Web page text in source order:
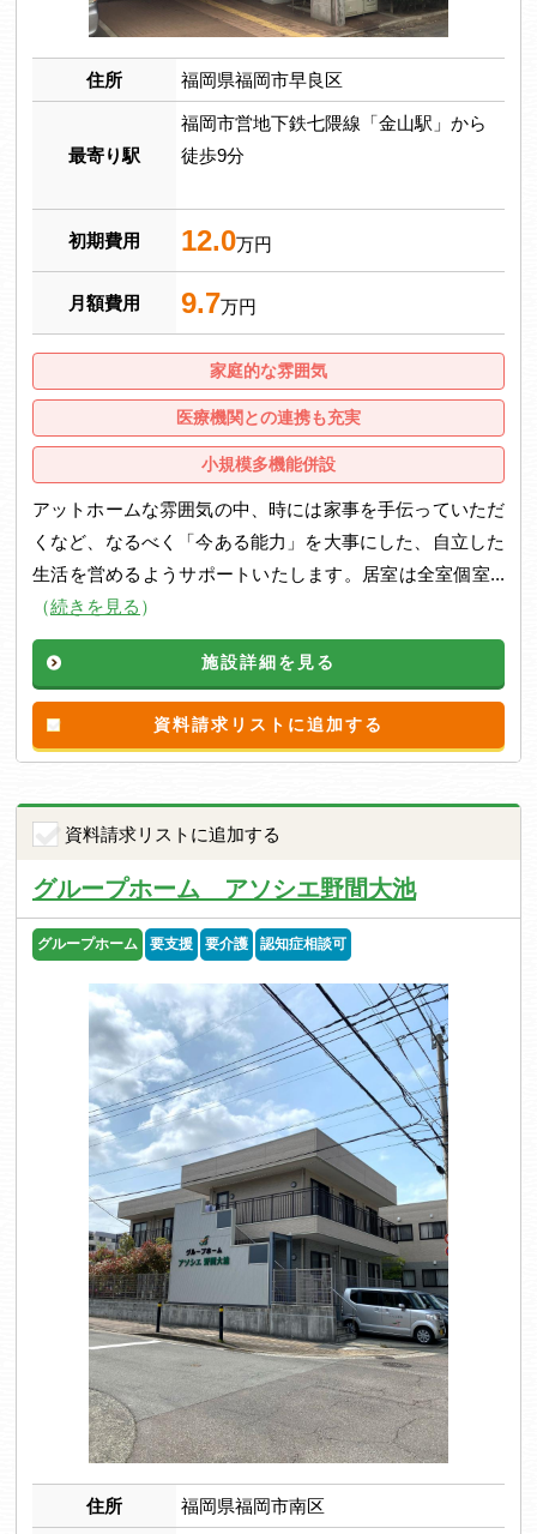
住所 福岡県福岡市早良区
最寄り駅
福岡市営地下鉄七隈線「金山駅」から
徒歩9分
初期費用 12.0万円
月額費用 9.7万円
家庭的な雰囲気
医療機関との連携も充実
小規模多機能併設
アットホームな雰囲気の中、時には家事を手伝っていただ
くなど、なるべく「今ある能力」を大事にした、自立した
生活を営めるようサポートいたします。居室は全室個室...
（続きを見る ）
施設詳細を見る
資料請求リストに追加する
資料請求リストに追加する
グループホーム アソシエ野間大池
グループホーム 要支援 要介護 認知症相談可
住所 福岡県福岡市南区